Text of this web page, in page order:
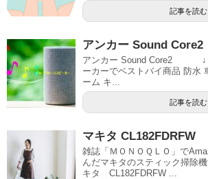
記事を読む
アンカー Sound Core2
アンカー Sound Core2 ↓
ーカーでベストバイ商品 防水
ーム キ...
記事を読む
マキタ CL182FDRFW
雑誌「ＭＯＮＯＱＬＯ」で
んだマキタのスティック掃除
キタ CL182FDRFW ...